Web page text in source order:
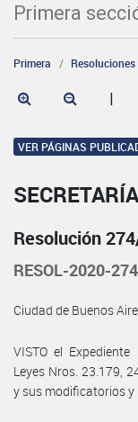
Primera
Primera Resoluciones
|
VER PÁGINAS
Resolución
RESOL-2020-
Ciudad de Buenos
VISTO el Expediente
Leyes Nros. 23.179,
y sus modificatorios y